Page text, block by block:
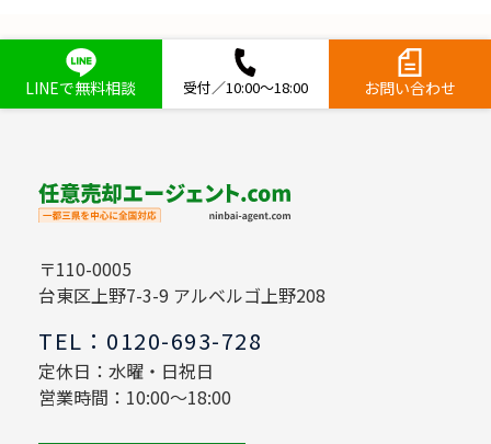
LINEで無料相談 受付／10:00～18:00 お問い合わせ
〒110-0005
台東区上野7-3-9 アルベルゴ上野208
TEL：0120-693-728
定休日：水曜・日祝日
営業時間：10:00～18:00